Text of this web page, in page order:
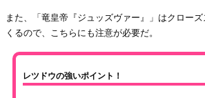
また、「竜皇帝『ジュッズヴァー』」はクロー
くるので、こちらにも注意が必要だ。
レツドウの強いポイント！